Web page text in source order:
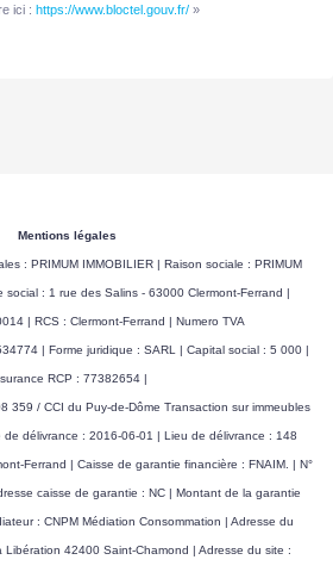
ici : https://www.bloctel.gouv.fr/»
Mentions légales
: PRIMUM IMMOBILIER | Raison sociale : PRIMUM
social : 1 rue des Salins - 63000 Clermont-Ferrand |
| RCS : Clermont-Ferrand | Numero TVA
| Forme juridique : SARL | Capital social : 5 000 |
RCP : 77382654 |
359 / CCI du Puy-de-Dôme Transaction sur immeubles
délivrance : 2016-06-01 | Lieu de délivrance : 148
Ferrand | Caisse de garantie financière : FNAIM. | N°
caisse de garantie : NC | Montant de la garantie
: CNPM Médiation Consommation | Adresse du
42400 Saint-Chamond | Adresse du site :